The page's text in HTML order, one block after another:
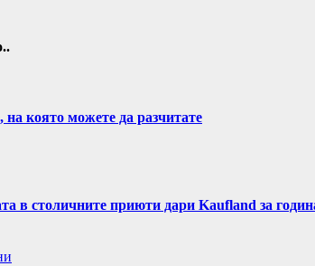
на която можете да разчитате
в столичните приюти дари Kaufland за